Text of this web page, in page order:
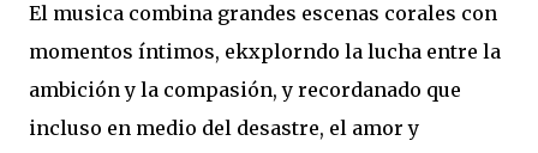
El musica combina grandes escenas corales con
momentos íntimos, ekxplorndo la lucha entre la
ambición y la compasión, y recordanado que
incluso en medio del desastre, el amor y